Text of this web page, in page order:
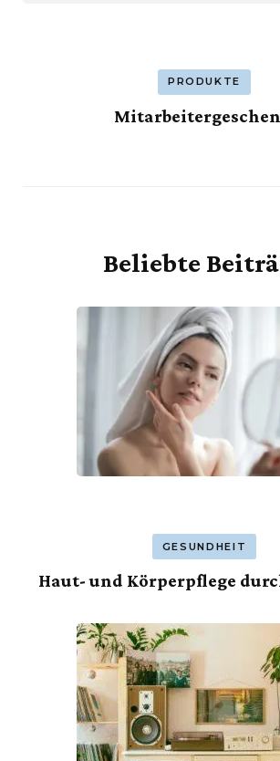
PRODUKTE
Beliebte
GESUNDHEIT
Haut- und Körperpflege